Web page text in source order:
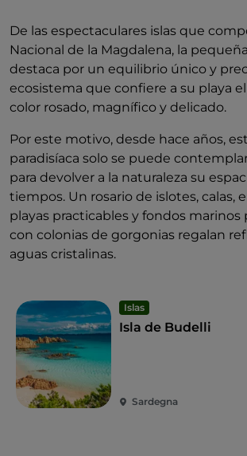
De las espectaculares islas que
Nacional de la Magdalena, la
destaca por un equilibrio único y
ecosistema que confiere a su playa
color rosado, magnífico y delicado.
Por este motivo, desde hace años,
paradisíaca solo se puede
para devolver a la naturaleza su
tiempos. Un rosario de islotes, calas,
playas practicables y fondos marinos
con colonias de gorgonias regalan
aguas cristalinas.
Islas
Isla de Budelli
Sardegna